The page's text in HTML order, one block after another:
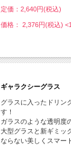
定価：2,640円(税込)
価格： 2,376円(税込)
ギャラクシーグラス
グラスに入ったドリン
す！
ガラスのような透明度
大型グラスと新ギミッ
ならない美しくスマー